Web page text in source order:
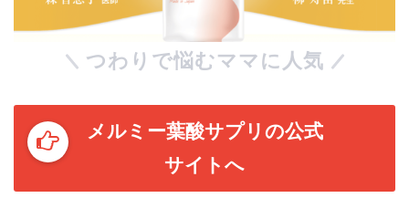
つわりで悩むママに人気
メルミー葉酸サプリの公式
サイトへ